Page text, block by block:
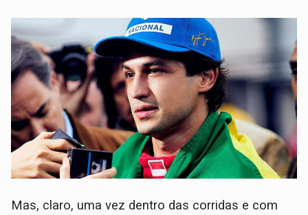
Mas, claro, uma vez dentro das corridas e com